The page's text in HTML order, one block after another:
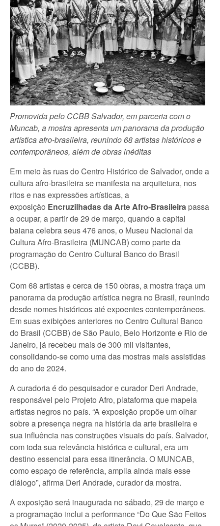
Promovida pelo CCBB Salvador, em parceria com o
Muncab, a mostra apresenta um panorama da produção
artística afro-brasileira, reunindo 68 artistas históricos e
contemporâneos, além de obras inéditas
Em meio às ruas do Centro Histórico de Salvador, onde a
cultura afro-brasileira se manifesta na arquitetura, nos
ritos e nas expressões artísticas, a
exposição Encruzilhadas da Arte Afro-Brasileira passa
a ocupar, a partir de 29 de março, quando a capital
baiana celebra seus 476 anos, o Museu Nacional da
Cultura Afro-Brasileira (MUNCAB) como parte da
programação do Centro Cultural Banco do Brasil
(CCBB).
Com 68 artistas e cerca de 150 obras, a mostra traça um
panorama da produção artística negra no Brasil, reunindo
desde nomes históricos até expoentes contemporâneos.
Em suas exibições anteriores no Centro Cultural Banco
do Brasil (CCBB) de São Paulo, Belo Horizonte e Rio de
Janeiro, já recebeu mais de 300 mil visitantes,
consolidando-se como uma das mostras mais assistidas
do ano de 2024.
A curadoria é do pesquisador e curador Deri Andrade,
responsável pelo Projeto Afro, plataforma que mapeia
artistas negros no país. “A exposição propõe um olhar
sobre a presença negra na história da arte brasileira e
sua influência nas construções visuais do país. Salvador,
com toda sua relevância histórica e cultural, era um
destino essencial para essa itinerância. O MUNCAB,
como espaço de referência, amplia ainda mais esse
diálogo”, afirma Deri Andrade, curador da mostra.
A exposição será inaugurada no sábado, 29 de março e
a programação inclui a performance “Do Que São Feitos